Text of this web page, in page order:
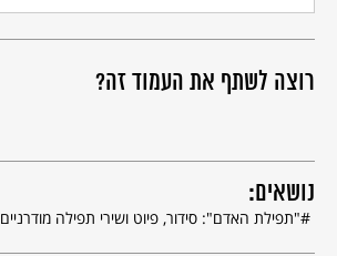
רוצה לשתף את העמוד זה?
נושאים:
"תפילת האדם": סידור, פיוט ושירי תפילה מודרניים